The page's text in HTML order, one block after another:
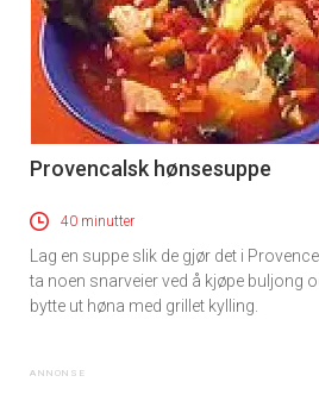
Provencalsk hønsesuppe
40 minutter
Lag en suppe slik de gjør det i
ta noen snarveier ved å kjøpe buljong
bytte ut høna med grillet kylling.